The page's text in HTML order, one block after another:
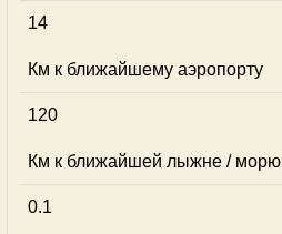
14
Км к ближайшему аэропорту
120
Км к ближайшей лыжне / морю
0.1